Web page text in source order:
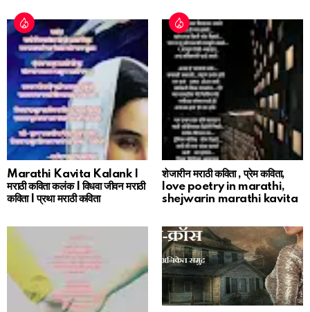
Marathi Kavita Kalank |
मराठी कविता कलंक | विधवा जीवन मराठी
कविता | प्रथा मराठी कविता
शेजारीन मराठी कविता , प्रेम कविता,
love poetry in marathi,
shejwarin marathi kavita